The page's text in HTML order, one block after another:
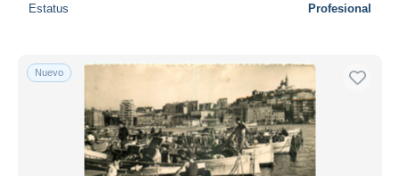
Estatus Profesional
Nuevo